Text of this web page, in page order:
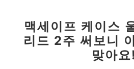
맥세이프 케이스
리드 2주 써보니
맞아요!